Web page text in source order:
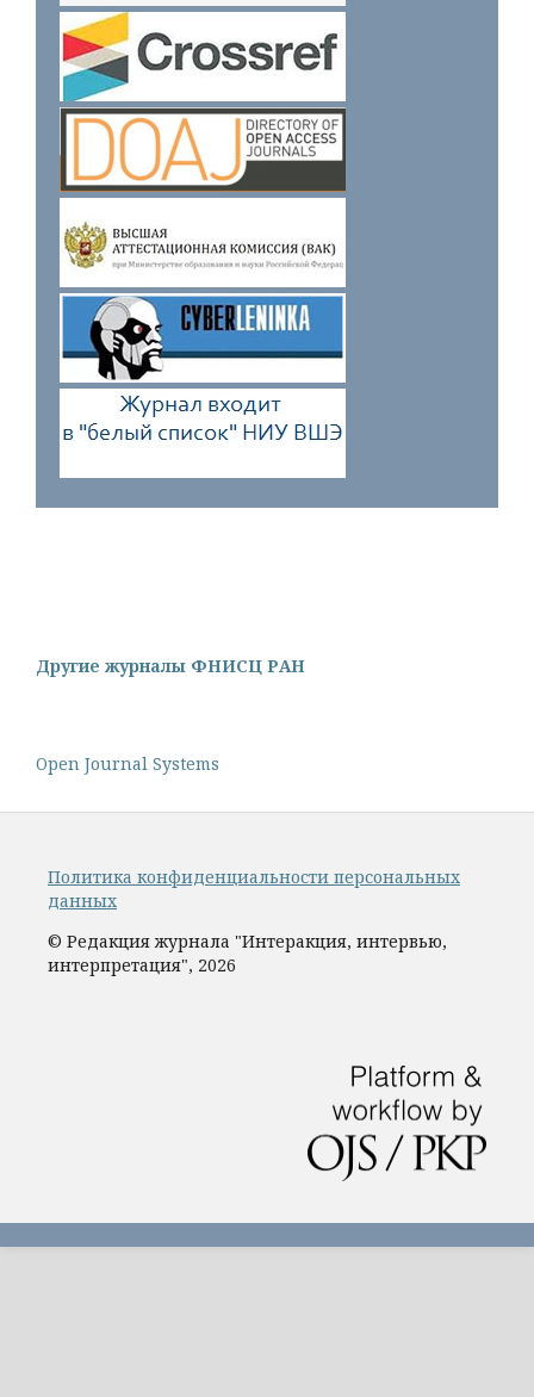
Другие журналы ФНИСЦ РАН
Open Journal Systems
Политика конфиденциальности персональных
данных
© Редакция журнала "Интеракция, интервью,
интерпретация", 2026